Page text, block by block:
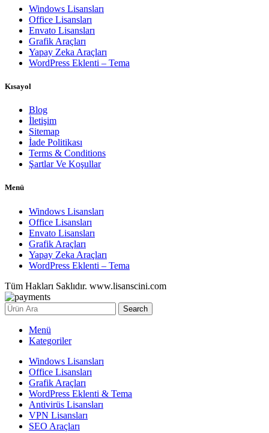
Windows Lisansları
Office Lisansları
Envato Lisansları
Grafik Araçları
Yapay Zeka Araçları
WordPress Eklenti – Tema
Kısayol
Blog
İletişim
Sitemap
İade Politikası
Terms & Conditions
Şartlar Ve Koşullar
Menü
Windows Lisansları
Office Lisansları
Envato Lisansları
Grafik Araçları
Yapay Zeka Araçları
WordPress Eklenti – Tema
Tüm Hakları Saklıdır. www.lisanscini.com
Search
Menü
Kategoriler
Windows Lisansları
Office Lisansları
Grafik Araçları
WordPress Eklenti & Tema
Antivirüs Lisansları
VPN Lisansları
SEO Araçları